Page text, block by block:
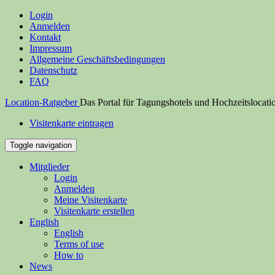
Login
Anmelden
Kontakt
Impressum
Allgemeine Geschäftsbedingungen
Datenschutz
FAQ
Location-Ratgeber Das Portal für Tagungshotels und
Visitenkarte eintragen
Toggle navigation
Mitglieder
Login
Anmelden
Meine Visitenkarte
Visitenkarte erstellen
English
English
Terms of use
How to
News